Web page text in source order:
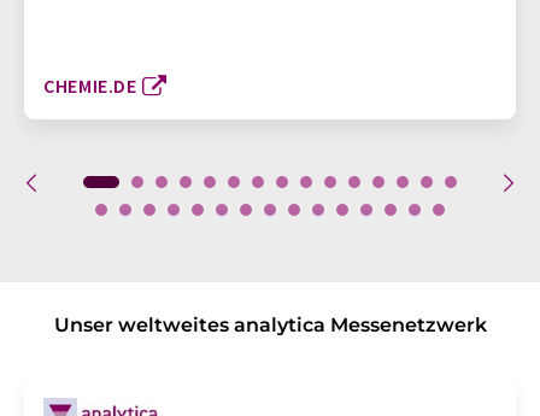
CHEMIE.DE
Unser weltweites analytica Messenetzwerk